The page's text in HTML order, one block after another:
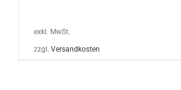
exkl. MwSt.
zzgl. Versandkosten